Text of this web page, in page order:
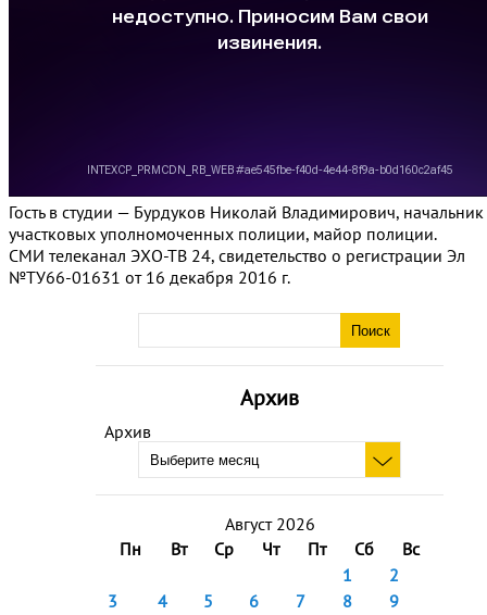
Архив
Архив
Август 2026
Пн
Вт Ср Чт Пт Сб
Вс
1
2
3
4 5 6 7 8
9
Гость в студии — Бурдуков Николай Владимирович, начальник
участковых уполномоченных полиции, майор полиции.
СМИ телеканал ЭХО-ТВ 24, свидетельство о регистрации Эл
№ТУ66-01631 от 16 декабря 2016 г.